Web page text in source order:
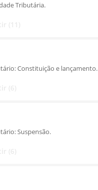
Tributária.
Constituição e lançamento.
Suspensão.